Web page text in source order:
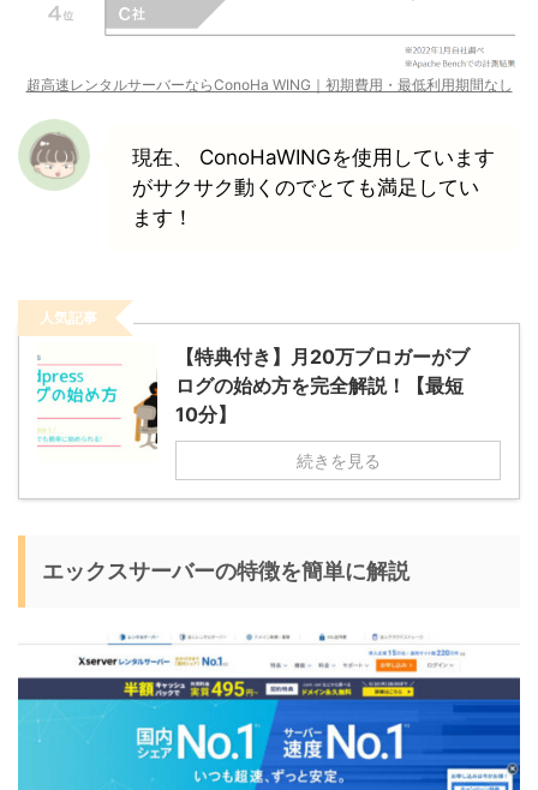
超高速レンタルサーバーならConoHa WING｜初期費用・最低利用期間なし
現在、 ConoHaWINGを使用しています
がサクサク動くのでとても満足してい
ます！
人気記事
【特典付き】月20万ブロガーがブ
ログの始め方を完全解説！【最短
10分】
続きを見る
エックスサーバーの特徴を簡単に解説